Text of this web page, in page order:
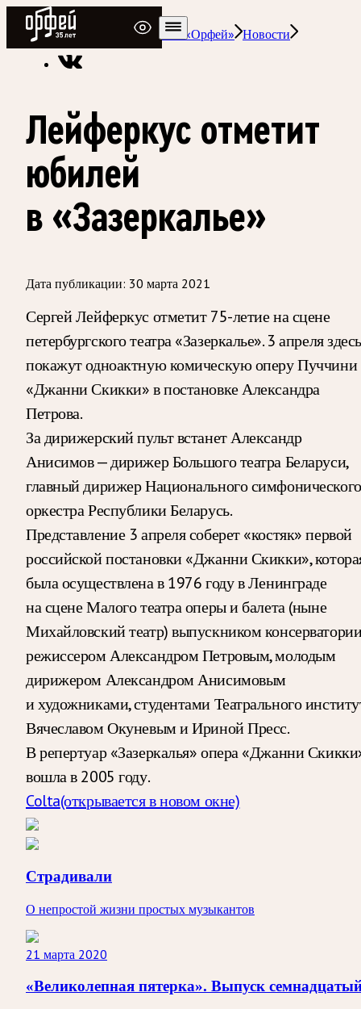
Радио Орфей
Радио классической музыки «Орфей» Новости
Лейферкус отметит
юбилей
в «Зазеркалье»
Дата публикации: 30 марта 2021
Сергей Лейферкус отметит 75-летие на сцене
петербургского театра «Зазеркалье». 3 апреля здесь
покажут одноактную комическую оперу Пуччини
«Джанни Скикки» в постановке Александра
Петрова.
За дирижерский пульт встанет Александр
Анисимов — дирижер Большого театра Беларуси,
главный дирижер Национального симфонического
оркестра Республики Беларусь.
Представление 3 апреля соберет «костяк» первой
российской постановки «Джанни Скикки»,
была осуществлена в 1976 году в Ленинграде
на сцене Малого театра оперы и балета (ныне
Михайловский театр) выпускником
режиссером Александром Петровым, молодым
дирижером Александром Анисимовым
и художниками, студентами Театрального
Вячеславом Окуневым и Ириной Пресс.
В репертуар «Зазеркалья» опера «Джанни
вошла в 2005 году.
Colta(открывается в новом окне)
Страдивали
О непростой жизни простых музыкантов
21 марта 2020
«Великолепная пятерка». Выпуск